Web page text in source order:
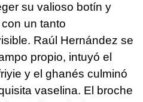
su valioso botín y
un tanto
Raúl Hernández se
propio, intuyó el
y el ghanés culminó
vaselina. El broche